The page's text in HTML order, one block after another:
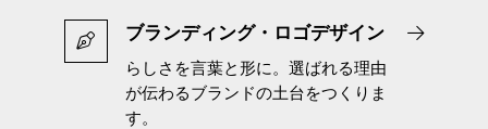
ブランディング・ロゴデザイン
らしさを言葉と形に。選ばれる理由
が伝わるブランドの土台をつくりま
す。